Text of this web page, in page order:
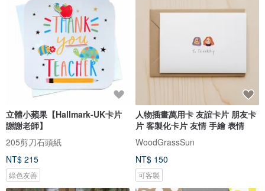
立體小蘋果【Hallmark-UK卡片
謝謝老師】
205剪刀石頭紙
NT$ 215
綠色友善
人物插畫萬用卡 友誼卡片 朋友卡
片 客製化卡片 友情 手繪 表情
WoodGrassSun
NT$ 150
可客製